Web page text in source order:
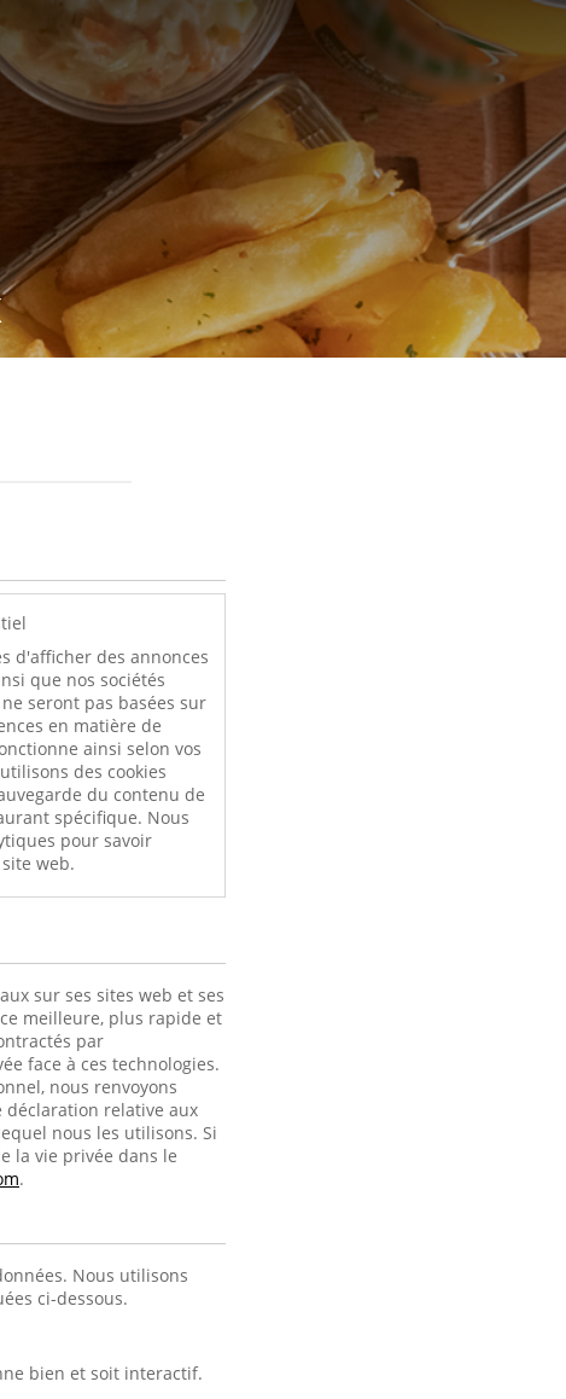
d'afficher des annonces
que nos sociétés
seront pas basées sur
en matière de
ainsi selon vos
des cookies
du contenu de
spécifique. Nous
pour savoir
web.
sur ses sites web et ses
meilleure, plus rapide et
par
face à ces technologies.
nous renvoyons
déclaration relative aux
nous les utilisons. Si
la vie privée dans le
.
Nous utilisons
ci-dessous.
bien et soit interactif.